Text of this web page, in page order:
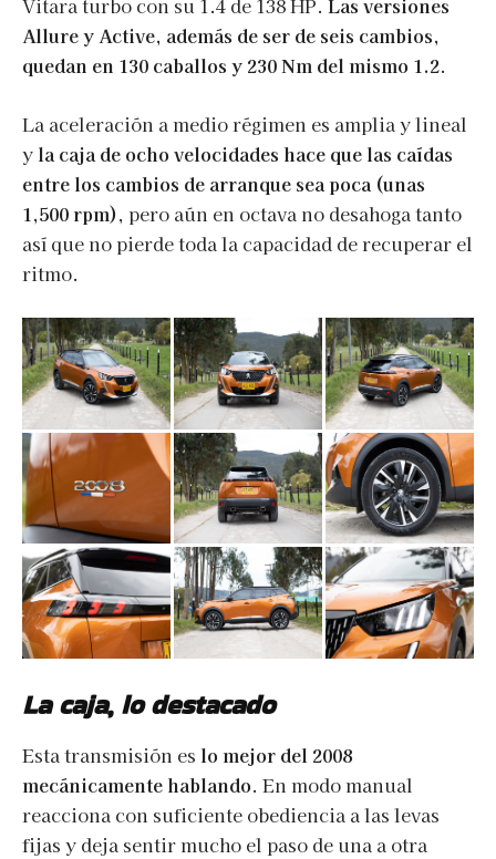
Vitara turbo con su 1.4 de 138 HP. Las versiones
Allure y Active, además de ser de seis cambios,
quedan en 130 caballos y 230 Nm del mismo 1.2.
La aceleración a medio régimen es amplia y lineal
y la caja de ocho velocidades hace que las caídas
entre los cambios de arranque sea poca (unas
1,500 rpm), pero aún en octava no desahoga tanto
así que no pierde toda la capacidad de recuperar el
ritmo.
La caja, lo destacado
Esta transmisión es lo mejor del 2008
mecánicamente hablando. En modo manual
reacciona con suficiente obediencia a las levas
fijas y deja sentir mucho el paso de una a otra